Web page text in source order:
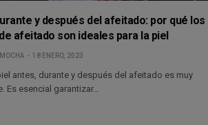
y después del afeitado: por qué los
afeitado son ideales para la piel
18 ENERO, 2023
antes, durante y después del afeitado es muy
Es esencial garantizar…